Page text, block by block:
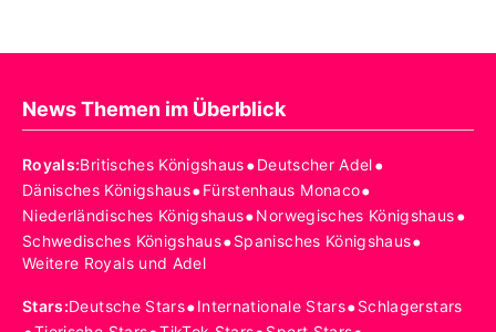
News Themen im Überblick
Royals:Britisches Königshaus•Deutscher Adel•
Dänisches Königshaus•Fürstenhaus Monaco•
Niederländisches Königshaus•Norwegisches Königshaus•
Schwedisches Königshaus•Spanisches Königshaus•
Weitere Royals und Adel
Stars:Deutsche Stars•Internationale Stars•Schlagerstars